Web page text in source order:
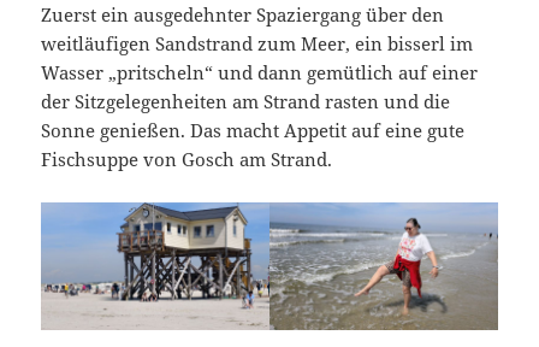
Zuerst ein ausgedehnter Spaziergang über den
weitläufigen Sandstrand zum Meer, ein bisserl im
Wasser „pritscheln“ und dann gemütlich auf einer
der Sitzgelegenheiten am Strand rasten und die
Sonne genießen. Das macht Appetit auf eine gute
Fischsuppe von Gosch am Strand.